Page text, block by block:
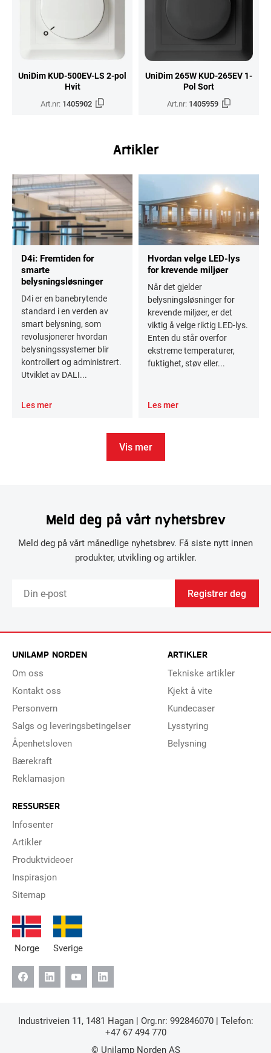
UniDim KUD-500EV-LS 2-pol
Hvit
Art.nr: 1405902
UniDim 265W KUD-265EV 1-
Pol Sort
Art.nr: 1405959
Artikler
D4i: Fremtiden for
smarte
belysningsløsninger
D4i er en banebrytende
standard i en verden av
smart belysning, som
revolusjonerer hvordan
belysningssystemer blir
kontrollert og administrert.
Utviklet av DALI...
Les mer
Hvordan velge LED-lys
for krevende miljøer
Når det gjelder
belysningsløsninger for
krevende miljøer, er det
viktig å velge riktig LED-lys.
Enten du står overfor
ekstreme temperaturer,
fuktighet, støv eller...
Les mer
Vis mer
Meld deg på vårt nyhetsbrev
Meld deg på vårt månedlige nyhetsbrev. Få siste nytt innen
produkter, utvikling og artikler.
Registrer deg
UNILAMP NORDEN
Om oss
Kontakt oss
Personvern
Salgs og leveringsbetingelser
Åpenhetsloven
Bærekraft
Reklamasjon
ARTIKLER
Tekniske artikler
Kjekt å vite
Kundecaser
Lysstyring
Belysning
RESSURSER
Infosenter
Artikler
Produktvideoer
Inspirasjon
Sitemap
Norge Sverige
Industriveien 11, 1481 Hagan | Org.nr: 992846070 | Telefon:
+47 67 494 770
© Unilamp Norden AS